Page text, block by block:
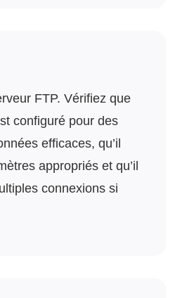
FTP. Vérifiez que
configuré pour des
efficaces, qu’il
appropriés et qu’il
connexions si